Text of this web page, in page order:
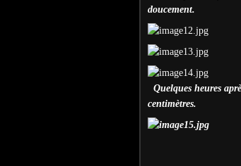
doucement.
Quelques heures
centimètres.